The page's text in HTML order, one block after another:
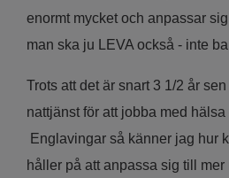
enormt mycket och anpassar
man ska ju LEVA också - inte
Trots att det är snart 3 1/2 år
nattjänst för att jobba med
Englavingar så känner jag hur
håller på att anpassa sig till